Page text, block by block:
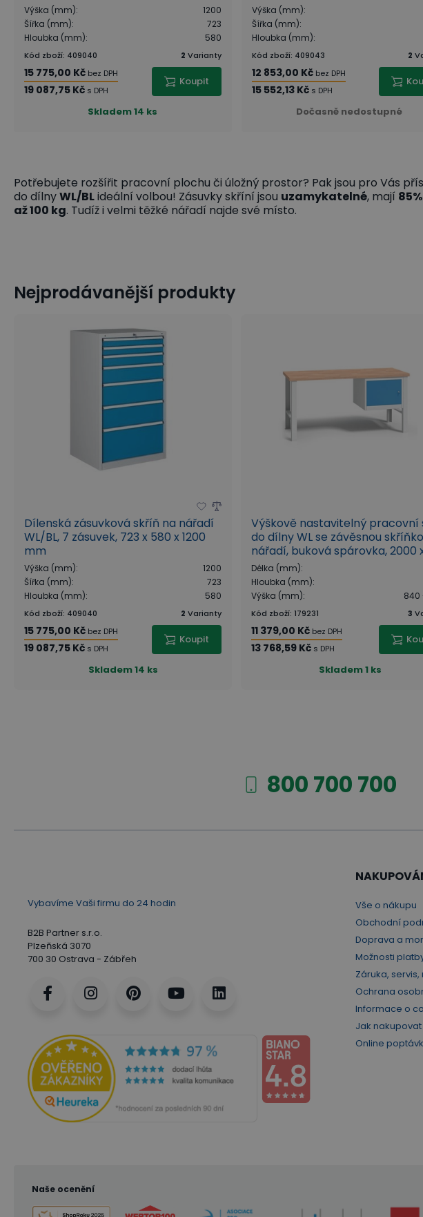
Výška (mm):
1200
Šířka (mm):
723
Hloubka (mm): 580
Kód zboží: 409040 2 Varianty
15 775,00 Kč bez DPH
19 087,75 Kč s DPH
Koupit
Skladem14 ks
Výška (mm):
Šířka (mm):
Hloubka (mm):
Kód zboží: 409043 2
12 853,00 Kč bez DPH
15 552,13 Kč s DPH
Dočasně nedostupné
Potřebujete rozšířit pracovní plochu či úložný prostor? Pak jsou pro Vás
do dílnyWL/BLideální volbou! Zásuvky skříní jsou uzamykatelné, mají
až 100 kg. Tudíž i velmi těžké nářadí najde své místo.
Nejprodávanější produkty
Dílenská zásuvková skříň na nářadí
WL/BL, 7 zásuvek, 723 x 580 x 1200
mm
Výška (mm):
1200
Šířka (mm):
723
Hloubka (mm): 580
Kód zboží: 409040 2 Varianty
15 775,00 Kč bez DPH
19 087,75 Kč s DPH
Koupit
Skladem14 ks
Výškově nastavitelný pracovní
do dílny WL se závěsnou
nářadí, buková spárovka, 2000
x 840 - 1050 mm
Délka (mm):
Hloubka (mm):
Výška (mm): 840
Kód zboží:179231 3
11 379,00 Kč bez DPH
13 768,59 Kč s DPH
Skladem1 ks
800 700 700
Vybavíme Vaši firmu do 24 hodin
B2B Partner s.r.o.
Plzeňská 3070
700 30 Ostrava - Zábřeh
Vše o nákupu
Obchodní
Doprava a
Možnosti
Záruka,
Ochrana
Informace o
Jak nakupovat
Online
Naše ocenění